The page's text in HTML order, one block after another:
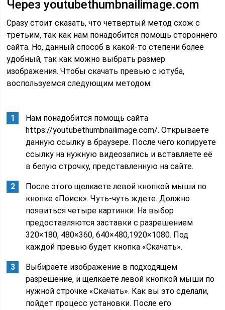
Через youtubethumbnailimage.com
Сразу стоит сказать, что четвертый метод схож с
третьим, так как нам понадобится помощь стороннего
сайта. Но, данный способ в какой-то степени более
удобный, так как можно выбрать размер
изображения. Чтобы скачать превью с ютуба,
воспользуемся следующим методом:
Нам понадобится помощь сайта
https://youtubethumbnailimage.com/. Открываете
данную ссылку в браузере. После чего копируете
ссылку на нужную видеозапись и вставляете её
в белую строчку, представленную на сайте.
После этого щелкаете левой кнопкой мыши по
кнопке «Поиск». Чуть-чуть ждете. Должно
появиться четыре картинки. На выбор
предоставляются заставки с разрешением
320×180, 480×360, 640×480,1920×1080. Под
каждой превью будет кнопка «Скачать».
Выбираете изображение в подходящем
разрешение, и щелкаете левой кнопкой мыши по
нужной строчке «Скачать». Как вы это сделали,
пойдет процесс установки. После его